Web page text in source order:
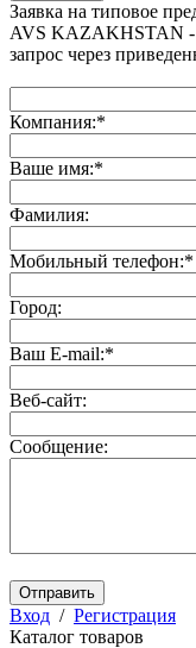
Заявка на типовое
AVS KAZAKHSTAN -
запрос через
Компания:*
Ваше имя:*
Фамилия:
Мобильный телефон:*
Город:
Ваш E-mail:*
Веб-сайт:
Сообщение:
Отправить
Вход / Регистрация
Каталог товаров